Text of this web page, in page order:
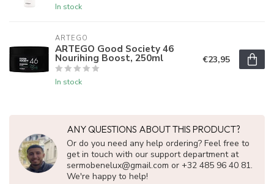
In stock
ARTEGO
ARTEGO Good Society 46
Nourihing Boost, 250ml
In stock
€23,95
ANY QUESTIONS ABOUT THIS PRODUCT?
Or do you need any help ordering? Feel free to
get in touch with our support department at
sermobenelux@gmail.com or +32 485 96 40 81.
We're happy to help!